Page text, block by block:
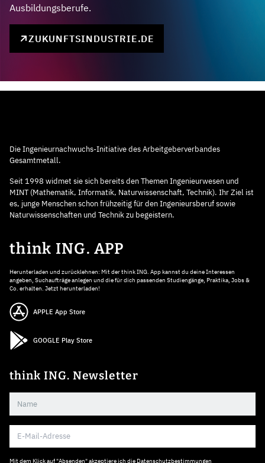
Ausbildungsberufe.
ZUKUNFTSINDUSTRIE.DE
Die Ingenieurnachwuchs-Initiative des Arbeitgeberverbandes
Gesamtmetall.
Seit 1998 widmet sie sich bereits den Themen Ingenieurwesen und
MINT (Mathematik, Informatik, Naturwissenschaft, Technik). Ihr Ziel ist
es, junge Menschen schon frühzeitig für den Ingenieursberuf sowie
Naturwissenschaften und Technik zu begeistern.
think ING. APP
Herunterladen und zurücklehnen: Mit der think ING. App kannst du deine Interessen
angeben, Suchaufträge anlegen und die für dich passenden Studiengänge, Praktika, Jobs &
Co. erhalten. Jetzt herunterladen!
APPLE App Store
GOOGLE Play Store
think ING. Newsletter
Mit dem Klick auf "Absenden" akzeptiere ich die Datenschutzbestimmungen